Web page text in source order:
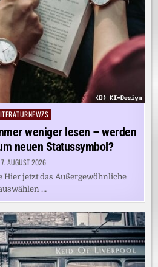
weniger lesen – werden
neuen Statussymbol?
7. AUGUST 2026
jetzt das Außergewöhnliche
…